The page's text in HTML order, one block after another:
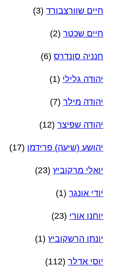
חיים שוורצבורד (3)
חיים שכטר (2)
חנניה סונדרס (6)
יהודה גלילי (1)
יהודה מילר (7)
יהודה שפיצר (12)
יהושע (שיעה) פרידמן (17)
יואלי מרקוביץ (23)
יודי אונגר (1)
יוחנן אורי (23)
יונתן הרשקוביץ (1)
יוסי אדלר (112)